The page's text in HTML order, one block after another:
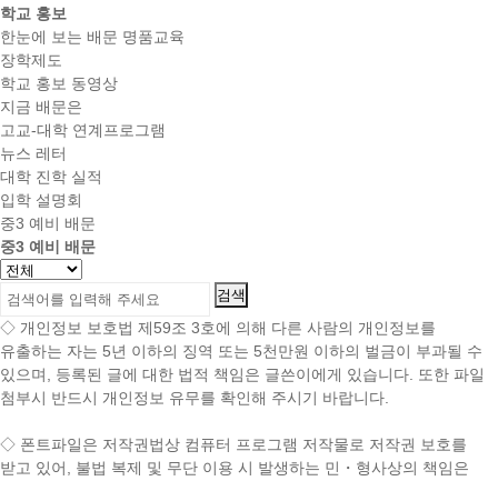
학교 홍보
한눈에 보는 배문 명품교육
장학제도
학교 홍보 동영상
지금 배문은
고교-대학 연계프로그램
뉴스 레터
대학 진학 실적
입학 설명회
중3 예비 배문
중3 예비 배문
◇ 개인정보 보호법 제59조 3호에 의해 다른 사람의 개인정보를
유출하는 자는 5년 이하의 징역 또는 5천만원 이하의 벌금이 부과될 수
있으며, 등록된 글에 대한 법적 책임은 글쓴이에게 있습니다. 또한 파일
첨부시 반드시 개인정보 유무를 확인해 주시기 바랍니다.
◇ 폰트파일은 저작권법상 컴퓨터 프로그램 저작물로 저작권 보호를
받고 있어, 불법 복제 및 무단 이용 시 발생하는 민・형사상의 책임은